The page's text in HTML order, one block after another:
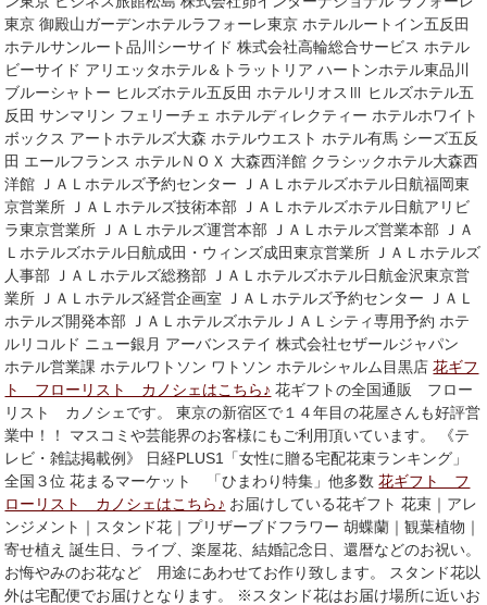
東京 御殿山ガーデンホテルラフォーレ東京 ホテルルートイン五反田
ホテルサンルート品川シーサイド 株式会社高輪総合サービス ホテル
ビーサイド アリエッタホテル＆トラットリア ハートンホテル東品川
ブルーシャトー ヒルズホテル五反田 ホテルリオスⅢ ヒルズホテル五
反田 サンマリン フェリーチェ ホテルディレクティー ホテルホワイト
ボックス アートホテルズ大森 ホテルウエスト ホテル有馬 シーズ五反
田 エールフランス ホテルＮＯＸ 大森西洋館 クラシックホテル大森西
洋館 ＪＡＬホテルズ予約センター ＪＡＬホテルズホテル日航福岡東
京営業所 ＪＡＬホテルズ技術本部 ＪＡＬホテルズホテル日航アリビ
ラ東京営業所 ＪＡＬホテルズ運営本部 ＪＡＬホテルズ営業本部 ＪＡ
Ｌホテルズホテル日航成田・ウィンズ成田東京営業所 ＪＡＬホテルズ
人事部 ＪＡＬホテルズ総務部 ＪＡＬホテルズホテル日航金沢東京営
業所 ＪＡＬホテルズ経営企画室 ＪＡＬホテルズ予約センター ＪＡＬ
ホテルズ開発本部 ＪＡＬホテルズホテルＪＡＬシティ専用予約 ホテ
ルリコルド ニュー銀月 アーバンステイ 株式会社セザールジャパン
ホテル営業課 ホテルワトソン ワトソン ホテルシャルム目黒店花ギフ
ト フローリスト カノシェはこちら♪ 花ギフトの全国通販 フロー
リスト カノシェです。 東京の新宿区で１４年目の花屋さんも好評営
業中！！ マスコミや芸能界のお客様にもご利用頂いています。 《テ
レビ・雑誌掲載例》 日経PLUS1「女性に贈る宅配花束ランキング」
全国３位 花まるマーケット 「ひまわり特集」他多数花ギフト フ
ローリスト カノシェはこちら♪ お届けしている花ギフト 花束｜アレ
ンジメント｜スタンド花｜プリザーブドフラワー 胡蝶蘭｜観葉植物｜
寄せ植え 誕生日、ライブ、楽屋花、結婚記念日、還暦などのお祝い。
お悔やみのお花など 用途にあわせてお作り致します。 スタンド花以
外は宅配便でお届けとなります。 ※スタンド花はお届け場所に近いお